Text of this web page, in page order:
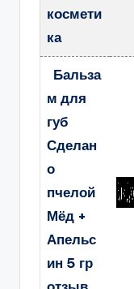
космети
ка
Бальза
м для
губ
Сделан
о
пчелой
Мёд +
Апельс
ин 5 гр